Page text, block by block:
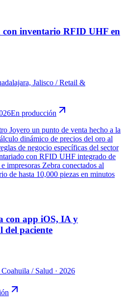
inventario RFID UHF en
Jalisco /Retail &
En producción
Joyero un punto de venta hecho a la
dinámico de precios del oro al
de negocio específicas del sector
con RFID UHF integrado de
impresoras Zebra conectados al
de hasta 10,000 piezas en minutos
con app iOS, IA y
del paciente
/ Salud · 2026